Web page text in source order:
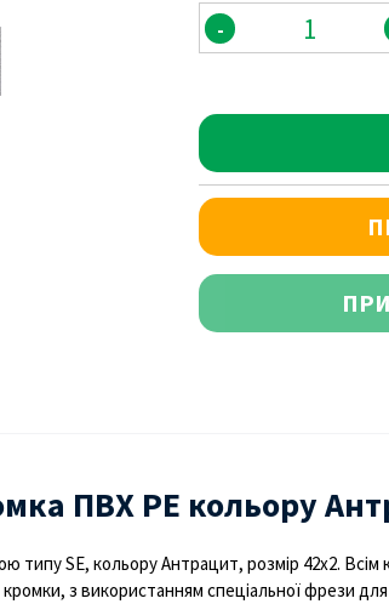
-
ПВХ PE кольору
типу SE, кольору Антрацит, розмір 42х2.
з використанням спеціальної фрези